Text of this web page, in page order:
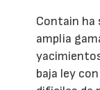
Contain ha
amplia
baja ley